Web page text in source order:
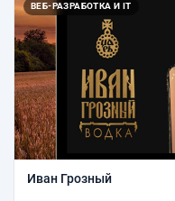
ВЕБ-РАЗРАБОТКА И IT
Иван Грозный